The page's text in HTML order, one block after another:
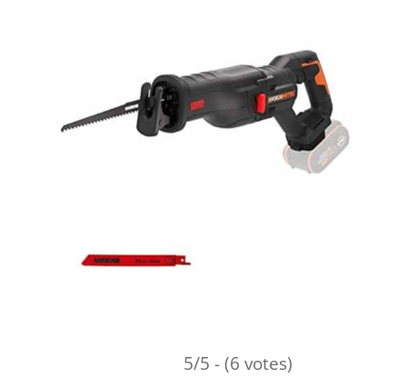
5/5 - (6 votes)